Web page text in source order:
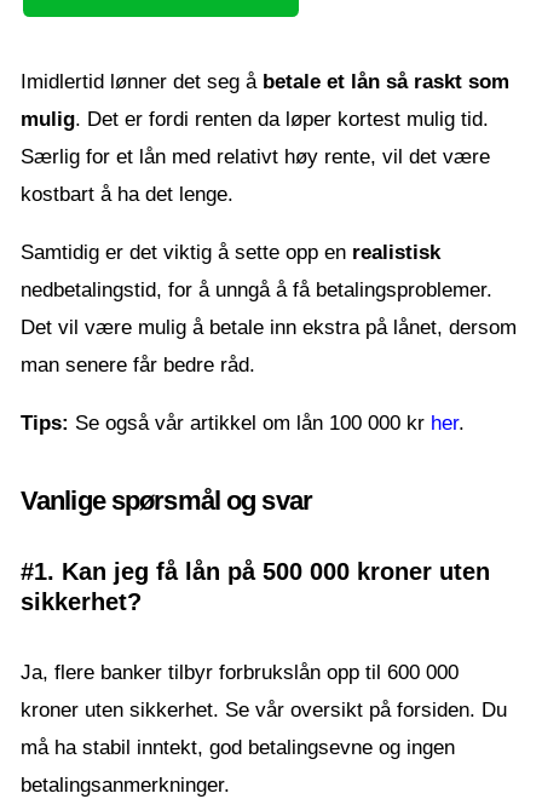
Imidlertid lønner det seg å betale et lån så raskt som
mulig. Det er fordi renten da løper kortest mulig tid.
Særlig for et lån med relativt høy rente, vil det være
kostbart å ha det lenge.
Samtidig er det viktig å sette opp en realistisk
nedbetalingstid, for å unngå å få betalingsproblemer.
Det vil være mulig å betale inn ekstra på lånet, dersom
man senere får bedre råd.
Tips: Se også vår artikkel om lån 100 000 kr her.
Vanlige spørsmål og svar
#1. Kan jeg få lån på 500 000 kroner uten
sikkerhet?
Ja, flere banker tilbyr forbrukslån opp til 600 000
kroner uten sikkerhet. Se vår oversikt på forsiden. Du
må ha stabil inntekt, god betalingsevne og ingen
betalingsanmerkninger.